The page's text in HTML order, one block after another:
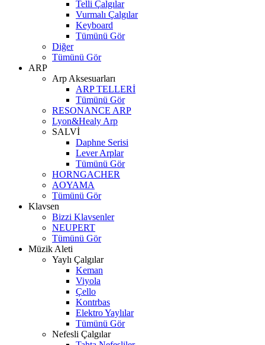
Telli Çalgılar
Vurmalı Çalgılar
Keyboard
Tümünü Gör
Diğer
Tümünü Gör
ARP
Arp Aksesuarları
ARP TELLERİ
Tümünü Gör
RESONANCE ARP
Lyon&Healy Arp
SALVİ
Daphne Serisi
Lever Arplar
Tümünü Gör
HORNGACHER
AOYAMA
Tümünü Gör
Klavsen
Bizzi Klavsenler
NEUPERT
Tümünü Gör
Müzik Aleti
Yaylı Çalgılar
Keman
Viyola
Çello
Kontrbas
Elektro Yaylılar
Tümünü Gör
Nefesli Çalgılar